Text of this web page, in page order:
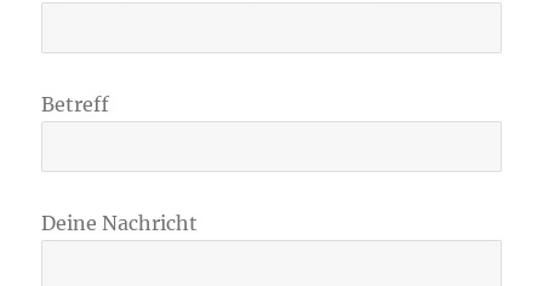
Betreff
Deine Nachricht